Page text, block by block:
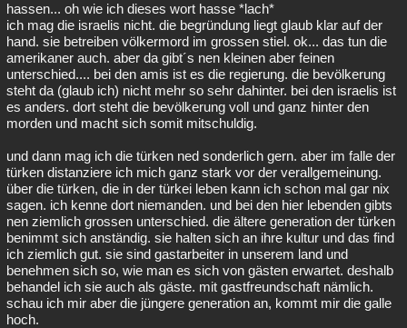
hassen... oh wie ich dieses wort hasse *lach*
ich mag die israelis nicht. die begründung liegt glaub klar auf der
hand. sie betreiben völkermord im grossen stiel. ok... das tun die
amerikaner auch. aber da gibt´s nen kleinen aber feinen
unterschied.... bei den amis ist es die regierung. die bevölkerung
steht da (glaub ich) nicht mehr so sehr dahinter. bei den israelis ist
es anders. dort steht die bevölkerung voll und ganz hinter den
morden und macht sich somit mitschuldig.
und dann mag ich die türken ned sonderlich gern. aber im falle der
türken distanziere ich mich ganz stark vor der verallgemeinung.
über die türken, die in der türkei leben kann ich schon mal gar nix
sagen. ich kenne dort niemanden. und bei den hier lebenden gibts
nen ziemlich grossen unterschied. die ältere generation der türken
benimmt sich anständig. sie halten sich an ihre kultur und das find
ich ziemlich gut. sie sind gastarbeiter in unserem land und
benehmen sich so, wie man es sich von gästen erwartet. deshalb
behandel ich sie auch als gäste. mit gastfreundschaft nämlich.
schau ich mir aber die jüngere generation an, kommt mir die galle
hoch.